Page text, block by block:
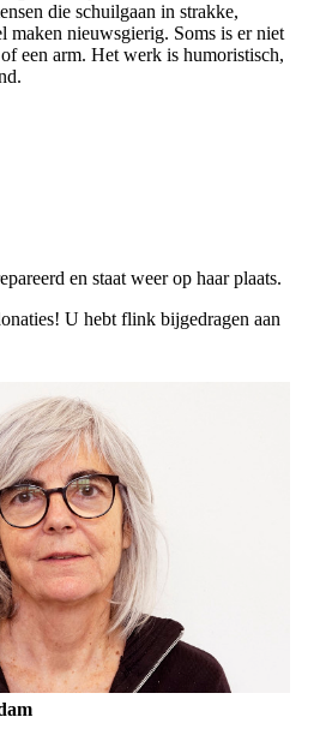
die schuilgaan in strakke,
maken nieuwsgierig. Soms is er niet
een arm. Het werk is humoristisch,
en staat weer op haar plaats.
U hebt flink bijgedragen aan